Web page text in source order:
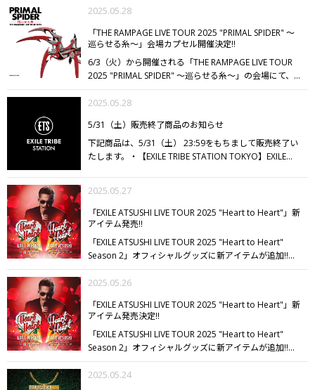
写真集なのか上手く説明が難しいのですが、海外に一緒
な所でそんな事まで！といった内容です。普段僕はチー
ムもスタッフも男だらけですが、この写真集のコンセプ
トを作るときに一番僕がお願いした事は、とにかく女性
目線で作って、女性の感性を信じて女性が喜ぶ形にして
欲しいという事でした。そのおかげで現場では黄色い声
が飛び交い、僕は自己肯定感爆上がりの撮影でした。次
はページを開いた貴方が黄色い声をあげる番です。是非
手に取ってください。■商品情報 タイトル：白濱亜嵐
2nd写真集「タイトル未定」撮影：田形千紘発売日：
2025年9月18日（木）判型：A4版予定ページ：144ペー
容：特別限定版カバー写真集（本文は通常版と同内
常版トレカ特典1枚＋特別限定版20枚）、ステッカー、
メイキング動画QRコードつきポストカード
STATION購入特典：後日発表いたします。※特別限定版
の内容は、予告なく変更になる場合があります。■EXILE
入特典：通常版トレカ1枚（絵柄1種）+EXILE TRIBE
がございます。無くなり次第終了となりますのでご了承
ください。※特典は予告なく変更になる場合がありま
す。■通常版定価：3,300円（税込）封入特典：通常版
トレカ1枚（絵柄1種）※GENERATIONS OFFICIAL FAN
CLUB会員限定の白濱亜嵐に直接会えるスペシャル企画
への抽選付き書籍をEXILE TRIBE STATION ONLINE
リルチャームがラインナップに加わり、さらにレアアイ
も⁉︎ライブの記念に、ぜひ会場にてお楽しみください。
「THE RAMPAGE LIVE TOUR 2025 "PRIMAL SPIDER" ～
巡らせる糸～」会場カプセル開催決定!!
2025.05.28
6/3（火）から開催される「THE RAMPAGE LIVE TOUR
2025 "PRIMAL SPIDER" ～巡らせる糸～」の会場にて、
カプセルが開催決定いたしました!!メンバービジュアル
の缶バッジや、メンバーイラストを使用したコードホル
の4アイテムに加えて、ビジュアルを使用したクッショ
ンがレアアイテムとして登場!!ぜひライブ会場でお楽し
みください!!
5/31（土）販売終了商品のお知らせ
2025.05.28
下記商品は、5/31（土） 23:59をもちまして販売終了い
たします。
・【EXILE TRIBE STATION TOKYO】EXILE
「EXILE ATSUSHI LIVE TOUR 2025 "Heart to Heart"」新
アイテム発売!!
2025.05.27
「EXILE ATSUSHI LIVE TOUR 2025 "Heart to Heart"
Season 2」オフィシャルグッズに新アイテムが追加!!応
援してくださるファンの皆様のために名付け
た"ATSUSHI ANGELS"のロゴデザインをあしらったTシ
場!!EXILE ATSUSHI LIVE TOUR 2025 "Heart to Heart" ～
復活祭～、"Heart to Heart" Season 2グッズを10,000
円以上お買い上げの方には「Heart to Heart ビニールバ
ッグ」をプレゼント!!グッズをGETして、「EXILE
ATSUSHI LIVE TOUR 2025 "Heart to Heart" Season 2」
をさらに盛り上げましょう!!
「EXILE ATSUSHI LIVE TOUR 2025 "Heart to Heart"」新
アイテム発売決定!!
2025.05.26
「EXILE ATSUSHI LIVE TOUR 2025 "Heart to Heart"
Season 2」オフィシャルグッズに新アイテムが追加!!応
援してくださるファンの皆さまのために名付け
た"ATSUSHI ANGELS"のロゴデザインをあしらったTシ
2025.05.24